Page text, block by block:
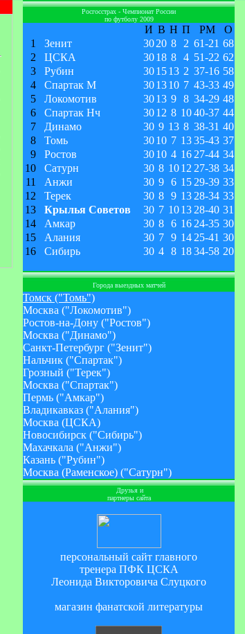
Росгосстрах - Чемпионат России
по футболу 2009
И В Н П РМ
О
1
Зенит 3020 8 2 61-21 68
2
ЦСКА 3018 8 4 51-22 62
3
Рубин 301513 2 37-16 58
4
Спартак М 301310 7 43-33 49
5
Локомотив 3013 9 8 34-29 48
6
Спартак Нч 3012 8 1040-37 44
7
Динамо 30 9 13 8 38-31 40
8
Томь 3010 7 1335-43 37
9
Ростов 3010 4 16 27-44 34
10
Сатурн 30 8 1012 27-38 34
11
Анжи 30 9 6 15 29-39 33
12
Терек 30 8 9 13 28-34 33
13
Крылья Советов 30 7 1013 28-40 31
14
Амкар 30 8 6 16 24-35 30
15
Алания 30 7 9 14 25-41 30
16
Сибирь 30 4 8 1834-58 20
Города выездных матчей
Томск ("Томь")
Москва ("Локомотив")
Ростов-на-Дону ("Ростов")
Москва ("Динамо")
Санкт-Петербург ("Зенит")
Нальчик ("Спартак")
Грозный ("Терек")
Москва ("Спартак")
Пермь ("Амкар")
Владикавказ ("Алания")
Москва (ЦСКА)
Новосибирск ("Сибирь")
Махачкала ("Анжи")
Казань ("Рубин")
Москва (Раменское) ("Сатурн")
Друзья и
партнеры сайта
персональный сайт главного
тренера ПФК ЦСКА
Леонида Викторовича Слуцкого
магазин фанатской литературы